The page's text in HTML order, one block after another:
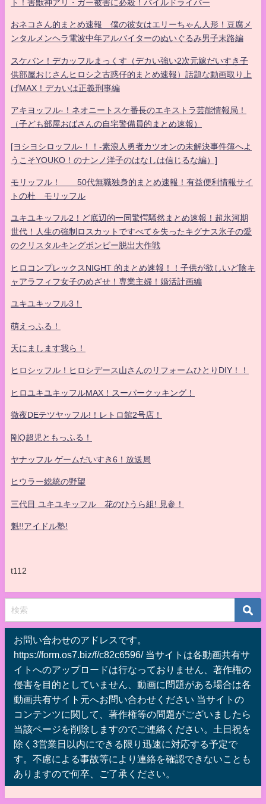
ト！害獣神アリ・ガー被害に必殺！パイルドライバー
おネコさん的まとめ速報 僕の彼女はエリーちゃん人形！豆腐メ
ンタルメンヘラ電波中年アルバイターのぬいぐるみ男子末路編
スケバン！デカッフルまっくす（デカい強い2次元嫁だいすき子
供部屋おじさんヒロシ之古惑仔的まとめ速報）話題な動画取り上
げMAX！デカいは正義刑事編
アキヨッフル-！ネオニートスケ番長のエキストラ芸能情報局！
（子ども部屋おばさんの自宅警備員的まとめ速報）
[ヨシヨシロッフル-！！-素浪人勇者カツオンの未解決事件簿へよ
うこそYOUKO！のナンノ洋子のはなしは信じるな編）]
モリッフル！ 50代無職独身的まとめ速報！有益便利情報サイ
トの杜 モリッフル
ユキユキッフル2！ど底辺的一同驚愕騒然まとめ速報！超氷河期
世代！人生の強制ロスカットですべてを失ったキグナス氷子の愛
のクリスタルキングボンビー脱出大作戦
ヒロコンプレックスNIGHT 的まとめ速報！！子供が欲しいど陰キ
ャアラフィフ女子のめざせ！専業主婦！婚活計画編
ユキユキッフル3！
萌えっふる！
天にまします我ら！
ヒロシッフル！ヒロシデース山さんのリフォームひとりDIY！！
ヒロユキユキッフルMAX！スーパークッキング！
徹夜DEテツヤッフル!！レトロ館2号店！
剛Q超児ともっふる！
ヤナッフル ゲームだいすき6！放送局
ヒウラー総統の野望
三代目 ユキユキッフル 花のひうら組! 見参！
魁!!アイドル塾!
t112
お問い合わせのアドレスです。
https://form.os7.biz/f/c82c6596/ 当サイトは各動画共有サ
イトへのアップロードは行なっておりません、著作権の
侵害を目的としていません、動画に問題がある場合は各
動画共有サイト元へお問い合わせください 当サイトの
コンテンツに関して、著作権等の問題がございましたら
当該ページを削除しますのでご連絡ください。土日祝を
除く3営業日以内にできる限り迅速に対応する予定で
す。不慮による事故等により連絡を確認できないことも
ありますので何卒、ご了承ください。